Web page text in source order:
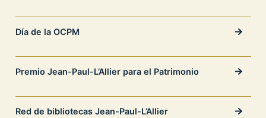
Día de la OCPM
Premio Jean-Paul-L’Allier para el Patrimonio
Red de bibliotecas Jean-Paul-L’Allier